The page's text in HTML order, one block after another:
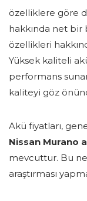
özelliklere göre
hakkında net
özellikleri
Yüksek kaliteli
performans
kaliteyi göz
Akü fiyatları,
Nissan Murano
mevcuttur. Bu
araştırması